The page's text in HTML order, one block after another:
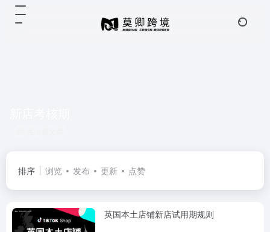
排序 浏览 发布 更新 点赞
英国本土店铺新店试用期规则